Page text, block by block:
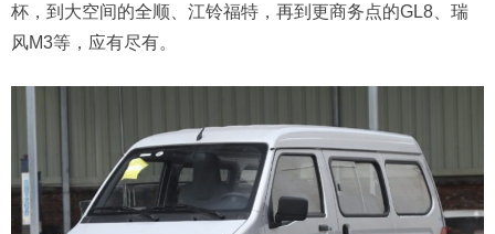
杯，到大空间的全顺、江铃福特，再到更商务点的GL8、瑞
风M3等，应有尽有。